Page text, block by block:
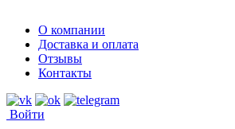
О компании
Доставка и оплата
Отзывы
Контакты
Войти